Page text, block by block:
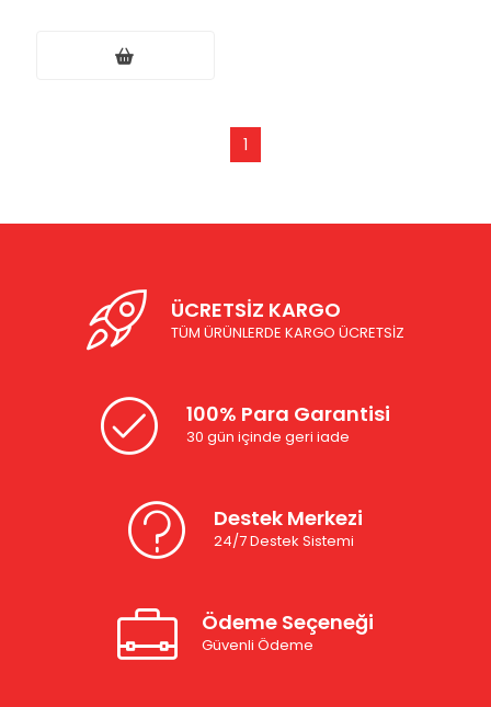
1
ÜCRETSİZ KARGO
TÜM ÜRÜNLERDE KARGO ÜCRETSİZ
100% Para Garantisi
30 gün içinde geri iade
Destek Merkezi
24/7 Destek Sistemi
Ödeme Seçeneği
Güvenli Ödeme